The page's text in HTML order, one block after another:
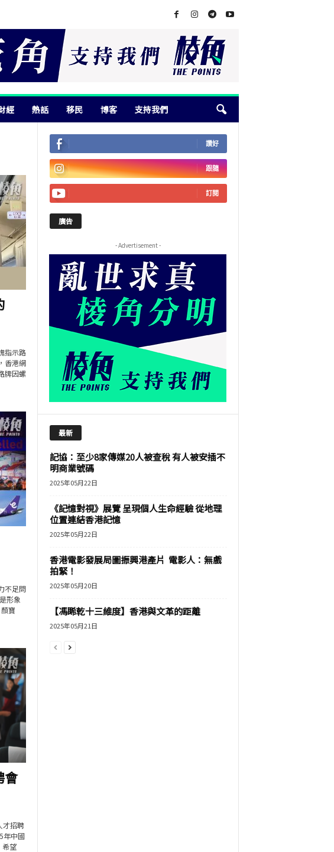
經 熱話 移民 博客 支持我們
指示路
香港網
牌因螺
不足問
形象
寶
會
才招聘
年中國
希望
讚好
跟隨
訂閱
廣告
- Advertisement -
最新
記協：至少8家傳媒20人被查稅 有人被安插不
明商業號碼
2025年05月22日
《記憶對視》展覽 呈現個人生命經驗 從地理
位置連結香港記憶
2025年05月22日
香港電影發展局圖振興港產片 電影人：無戲
拍緊！
2025年05月20日
【馮睎乾十三維度】香港與文革的距離
2025年05月21日